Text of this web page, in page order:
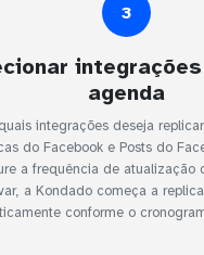
3
agenda
integrações deseja
do Facebook e Posts do
a frequência de atualização
a Kondado começa a
conforme o